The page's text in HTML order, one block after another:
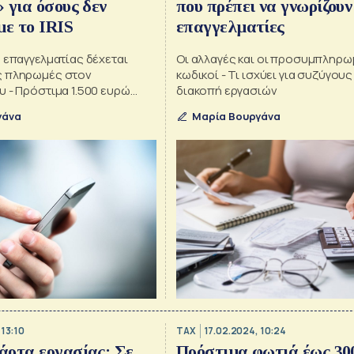
για όσους δεν
το IRIS
δέχεται
πληρωμές στον
- Πρόστιμα 1.500 ευρώ
που πρέπει να γνωρίζουν
επαγγελματίες
Οι αλλαγές και οι
κωδικοί - Τι ισχύει για συζύγους
διακοπή εργασιών
Μαρία Βουργάνα
TAX 17.02.2024, 10:24